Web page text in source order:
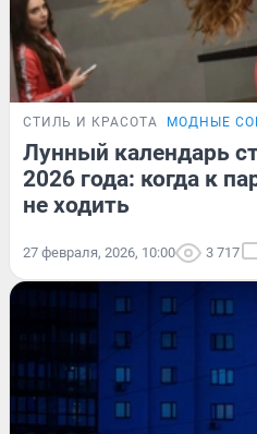
СТИЛЬ И КРАСОТА МОДНЫЕ
Лунный календарь
2026 года: когда к
не ходить
27 февраля, 2026, 10:00 3 717